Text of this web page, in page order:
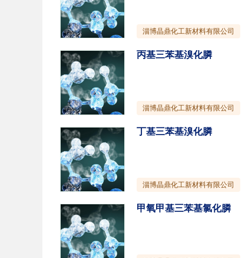
淄博晶鼎化工新材料有限公司
丙基三苯基溴化膦
淄博晶鼎化工新材料有限公司
丁基三苯基溴化膦
淄博晶鼎化工新材料有限公司
甲氧甲基三苯基氯化膦